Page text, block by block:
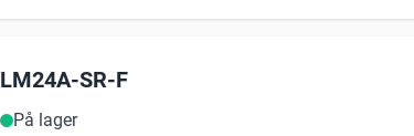
LM24A-SR-F
På lager